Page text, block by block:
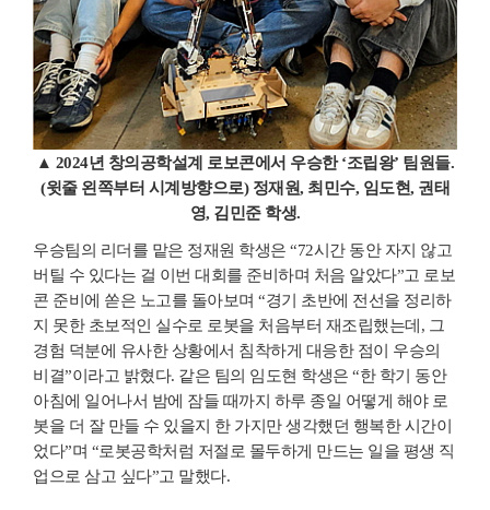
▲ 2024년 창의공학설계 로보콘에서 우승한 ‘조립왕’ 팀원들.
(윗줄 왼쪽부터 시계방향으로) 정재원, 최민수, 임도현, 권태
영, 김민준 학생.
우승팀의 리더를 맡은 정재원 학생은 “72시간 동안 자지 않고
버틸 수 있다는 걸 이번 대회를 준비하며 처음 알았다”고 로보
콘 준비에 쏟은 노고를 돌아보며 “경기 초반에 전선을 정리하
지 못한 초보적인 실수로 로봇을 처음부터 재조립했는데, 그
경험 덕분에 유사한 상황에서 침착하게 대응한 점이 우승의
비결”이라고 밝혔다. 같은 팀의 임도현 학생은 “한 학기 동안
아침에 일어나서 밤에 잠들 때까지 하루 종일 어떻게 해야 로
봇을 더 잘 만들 수 있을지 한 가지만 생각했던 행복한 시간이
었다”며 “로봇공학처럼 저절로 몰두하게 만드는 일을 평생 직
업으로 삼고 싶다”고 말했다.